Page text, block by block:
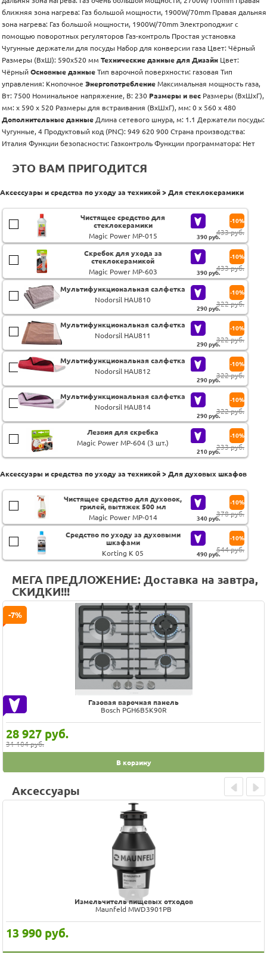
ближняя зона нагрева: Газ большой мощности, 1900W/70mm Правая дальняя
зона нагрева: Газ большой мощности, 1900W/70mm Электроподжиг с
помощью поворотных регуляторов Газ-контроль Простая установка
Чугунные держатели для посуды Набор для конверсии газа Цвет: Чёрный
Размеры (ВхШ): 590х520 мм Технические данные для Дизайн Цвет:
Чёрный Основные данные Тип варочной поверхности: газовая Тип
управления: Кнопочное Энергопотребление Максимальная мощность газа,
Вт: 7500 Номинальное напряжение, В: 230 Размеры и вес Размеры (ВхШхГ),
мм: x 590 x 520 Размеры для встраивания (ВхШхГ), мм: 0 x 560 x 480
Дополнительные данные Длина сетевого шнура, м: 1.1 Держатели посуды:
Чугунные, 4 Продуктовый код (PNC): 949 620 900 Страна производства:
Италия Функции безопасности: Газконтроль Функции программатора: Нет
ЭТО ВАМ ПРИГОДИТСЯ
Аксессуары и средства по уходу за техникой > Для стеклокерамики
Чистящее средство для
стеклокерамики
Magic Power MP-015
390руб.
433 руб.
-10%
Скребок для ухода за
стеклокерамикой
Magic Power MP-603
390руб.
433 руб.
-10%
Мультифункциональная салфетка
Nodorsil HAU810
290руб.
322 руб.
-10%
Мультифункциональная салфетка
Nodorsil HAU811
290руб.
322 руб.
-10%
Мультифункциональная салфетка
Nodorsil HAU812
290руб.
322 руб.
-10%
Мультифункциональная салфетка
Nodorsil HAU814
290руб.
322 руб.
-10%
Лезвия для скребка
Magic Power MP-604 (3 шт.)
210руб.
233 руб.
-10%
Аксессуары и средства по уходу за техникой > Для духовых шкафов
Чистящее средство для духовок,
грилей, вытяжек 500 мл
Magic Power MP-014
340руб.
378 руб.
-10%
Средство по уходу за духовыми
шкафами
Korting K 05
490руб.
544 руб.
-10%
МЕГА ПРЕДЛОЖЕНИЕ: Доставка на завтра,
СКИДКИ!!!
Газовая варочная панель
Bosch PGH6B5K90R
28 927 руб.
31 104 руб.
-7%
В корзину
Аксессуары
Измельчитель пищевых отходов
Maunfeld MWD3901PB
13 990 руб.
Prev Next